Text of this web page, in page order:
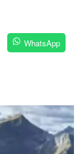
WhatsApp